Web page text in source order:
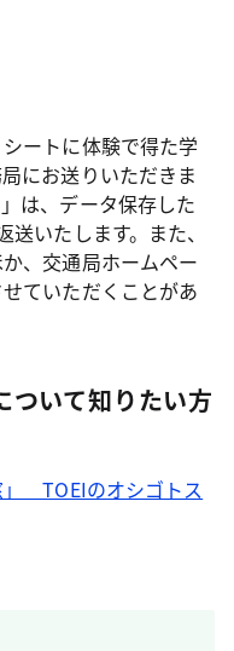
ートに体験で得た学
にお送りいただきま
は、データ保存した
いたします。また、
、交通局ホームペー
ていただくことがあ
ついて知りたい方
」 TOEIのオシゴトス